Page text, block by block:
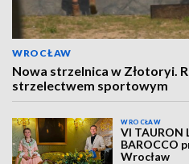
WROCŁAW
Nowa strzelnica w Złotoryi.
strzelectwem sportowym
WROCŁAW
VI TAURON
BAROCCO
Wrocław